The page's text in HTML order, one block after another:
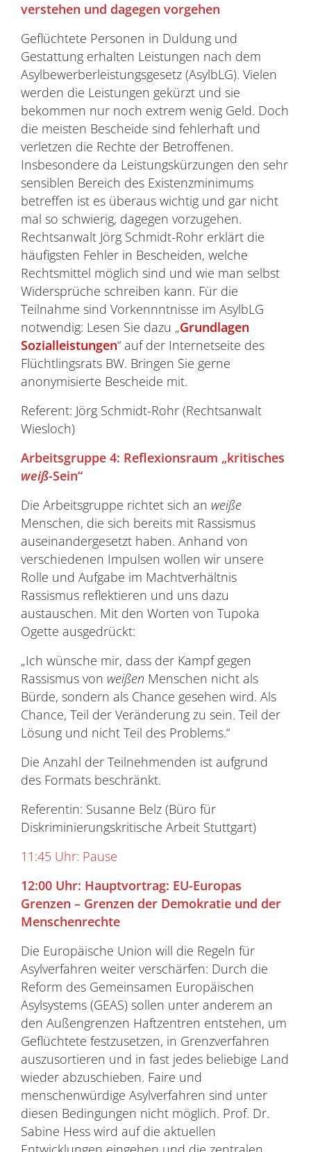
verstehen und dagegen vorgehen
Geflüchtete Personen in Duldung und
Gestattung erhalten Leistungen nach dem
Asylbewerberleistungsgesetz (AsylbLG). Vielen
werden die Leistungen gekürzt und sie
bekommen nur noch extrem wenig Geld. Doch
die meisten Bescheide sind fehlerhaft und
verletzen die Rechte der Betroffenen.
Insbesondere da Leistungskürzungen den sehr
sensiblen Bereich des Existenzminimums
betreffen ist es überaus wichtig und gar nicht
mal so schwierig, dagegen vorzugehen.
Rechtsanwalt Jörg Schmidt-Rohr erklärt die
häufigsten Fehler in Bescheiden, welche
Rechtsmittel möglich sind und wie man selbst
Widersprüche schreiben kann. Für die
Teilnahme sind Vorkennntnisse im AsylbLG
notwendig: Lesen Sie dazu „Grundlagen
Sozialleistungen“ auf der Internetseite des
Flüchtlingsrats BW. Bringen Sie gerne
anonymisierte Bescheide mit.
Referent: Jörg Schmidt-Rohr (Rechtsanwalt
Wiesloch)
Arbeitsgruppe 4: Reflexionsraum „kritisches
weiß-Sein“
Die Arbeitsgruppe richtet sich an weiße
Menschen, die sich bereits mit Rassismus
auseinandergesetzt haben. Anhand von
verschiedenen Impulsen wollen wir unsere
Rolle und Aufgabe im Machtverhältnis
Rassismus reflektieren und uns dazu
austauschen. Mit den Worten von Tupoka
Ogette ausgedrückt:
„Ich wünsche mir, dass der Kampf gegen
Rassismus von weißen Menschen nicht als
Bürde, sondern als Chance gesehen wird. Als
Chance, Teil der Veränderung zu sein. Teil der
Lösung und nicht Teil des Problems.“
Die Anzahl der Teilnehmenden ist aufgrund
des Formats beschränkt.
Referentin: Susanne Belz (Büro für
Diskriminierungskritische Arbeit Stuttgart)
11:45 Uhr: Pause
12:00 Uhr: Hauptvortrag: EU-Europas
Grenzen – Grenzen der Demokratie und der
Menschenrechte
Die Europäische Union will die Regeln für
Asylverfahren weiter verschärfen: Durch die
Reform des Gemeinsamen Europäischen
Asylsystems (GEAS) sollen unter anderem an
den Außengrenzen Haftzentren entstehen, um
Geflüchtete festzusetzen, in Grenzverfahren
auszusortieren und in fast jedes beliebige Land
wieder abzuschieben. Faire und
menschenwürdige Asylverfahren sind unter
diesen Bedingungen nicht möglich. Prof. Dr.
Sabine Hess wird auf die aktuellen